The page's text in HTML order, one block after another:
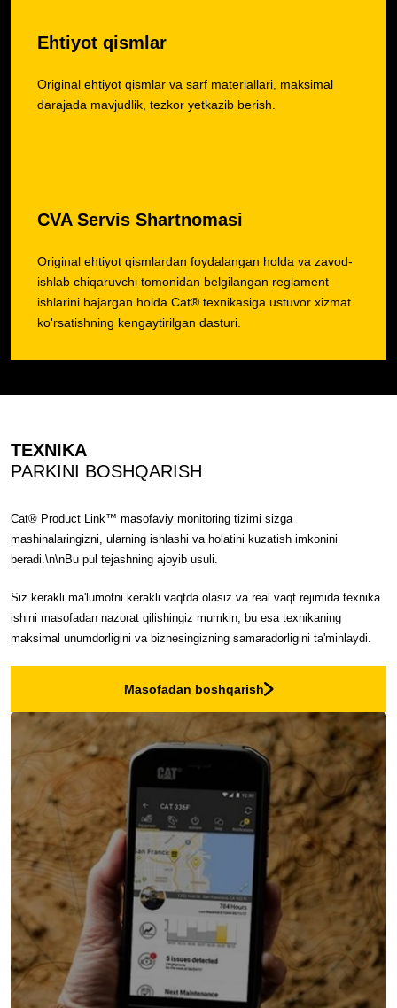
Ehtiyot qismlar
Original ehtiyot qismlar va sarf materiallari, maksimal
darajada mavjudlik, tezkor yetkazib berish.
CVA Servis Shartnomasi
Original ehtiyot qismlardan foydalangan holda va zavod-
ishlab chiqaruvchi tomonidan belgilangan reglament
ishlarini bajargan holda Cat® texnikasiga ustuvor xizmat
ko'rsatishning kengaytirilgan dasturi.
TEXNIKA
PARKINI BOSHQARISH
Cat® Product Link™ masofaviy monitoring tizimi sizga
mashinalaringizni, ularning ishlashi va holatini kuzatish imkonini
beradi.\n\nBu pul tejashning ajoyib usuli.
Siz kerakli ma'lumotni kerakli vaqtda olasiz va real vaqt rejimida texnika
ishini masofadan nazorat qilishingiz mumkin, bu esa texnikaning
maksimal unumdorligini va biznesingizning samaradorligini ta'minlaydi.
Masofadan boshqarish